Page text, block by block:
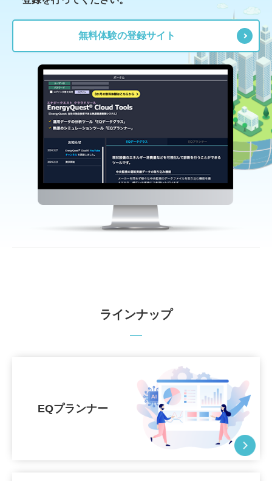
無料体験の登録サイト
ラインナップ
EQプランナー